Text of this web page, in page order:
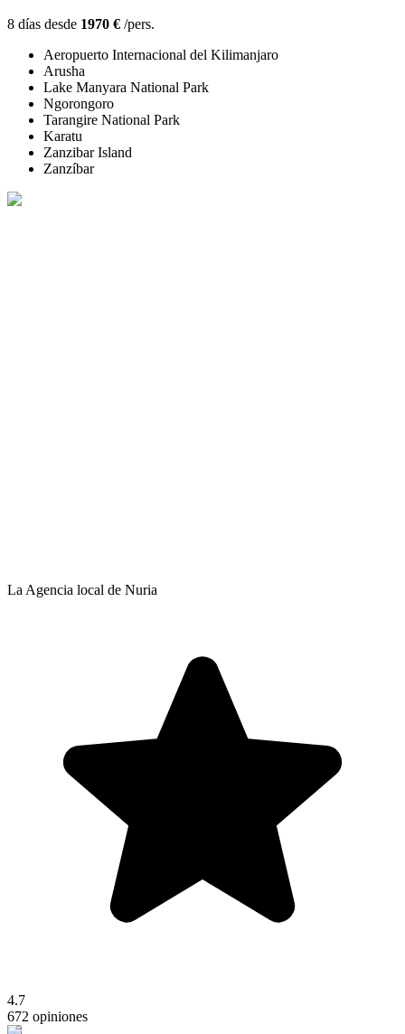
8 días desde 1970 € /pers.
Aeropuerto Internacional del Kilimanjaro
Arusha
Lake Manyara National Park
Ngorongoro
Tarangire National Park
Karatu
Zanzibar Island
Zanzíbar
La Agencia local de Nuria
4.7
672 opiniones